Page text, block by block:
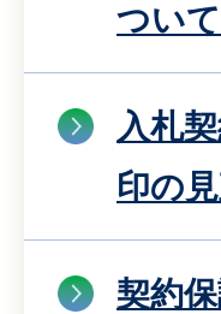
ついて
入札
印の
契約